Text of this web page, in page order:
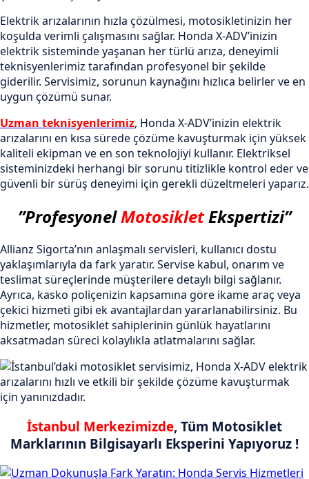
Elektrik arızalarının hızla çözülmesi, motosikletinizin her
koşulda verimli çalışmasını sağlar. Honda X-ADV’inizin
elektrik sisteminde yaşanan her türlü arıza, deneyimli
teknisyenlerimiz tarafından profesyonel bir şekilde
giderilir. Servisimiz, sorunun kaynağını hızlıca belirler ve en
uygun çözümü sunar.
Uzman teknisyenlerimiz, Honda X-ADV’inizin elektrik
arızalarını en kısa sürede çözüme kavuşturmak için yüksek
kaliteli ekipman ve en son teknolojiyi kullanır. Elektriksel
sisteminizdeki herhangi bir sorunu titizlikle kontrol eder ve
güvenli bir sürüş deneyimi için gerekli düzeltmeleri yaparız.
”ProfesyonelMotosikletEkspertizi”
Allianz Sigorta’nın anlaşmalı servisleri, kullanıcı dostu
yaklaşımlarıyla da fark yaratır. Servise kabul, onarım ve
teslimat süreçlerinde müşterilere detaylı bilgi sağlanır.
Ayrıca, kasko poliçenizin kapsamına göre ikame araç veya
çekici hizmeti gibi ek avantajlardan yararlanabilirsiniz. Bu
hizmetler, motosiklet sahiplerinin günlük hayatlarını
aksatmadan süreci kolaylıkla atlatmalarını sağlar.
İstanbul Merkezimizde, Tüm Motosiklet
Marklarının Bilgisayarlı Eksperini Yapıyoruz !